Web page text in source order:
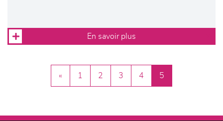
En savoir plus
« 1 2 3 4 5